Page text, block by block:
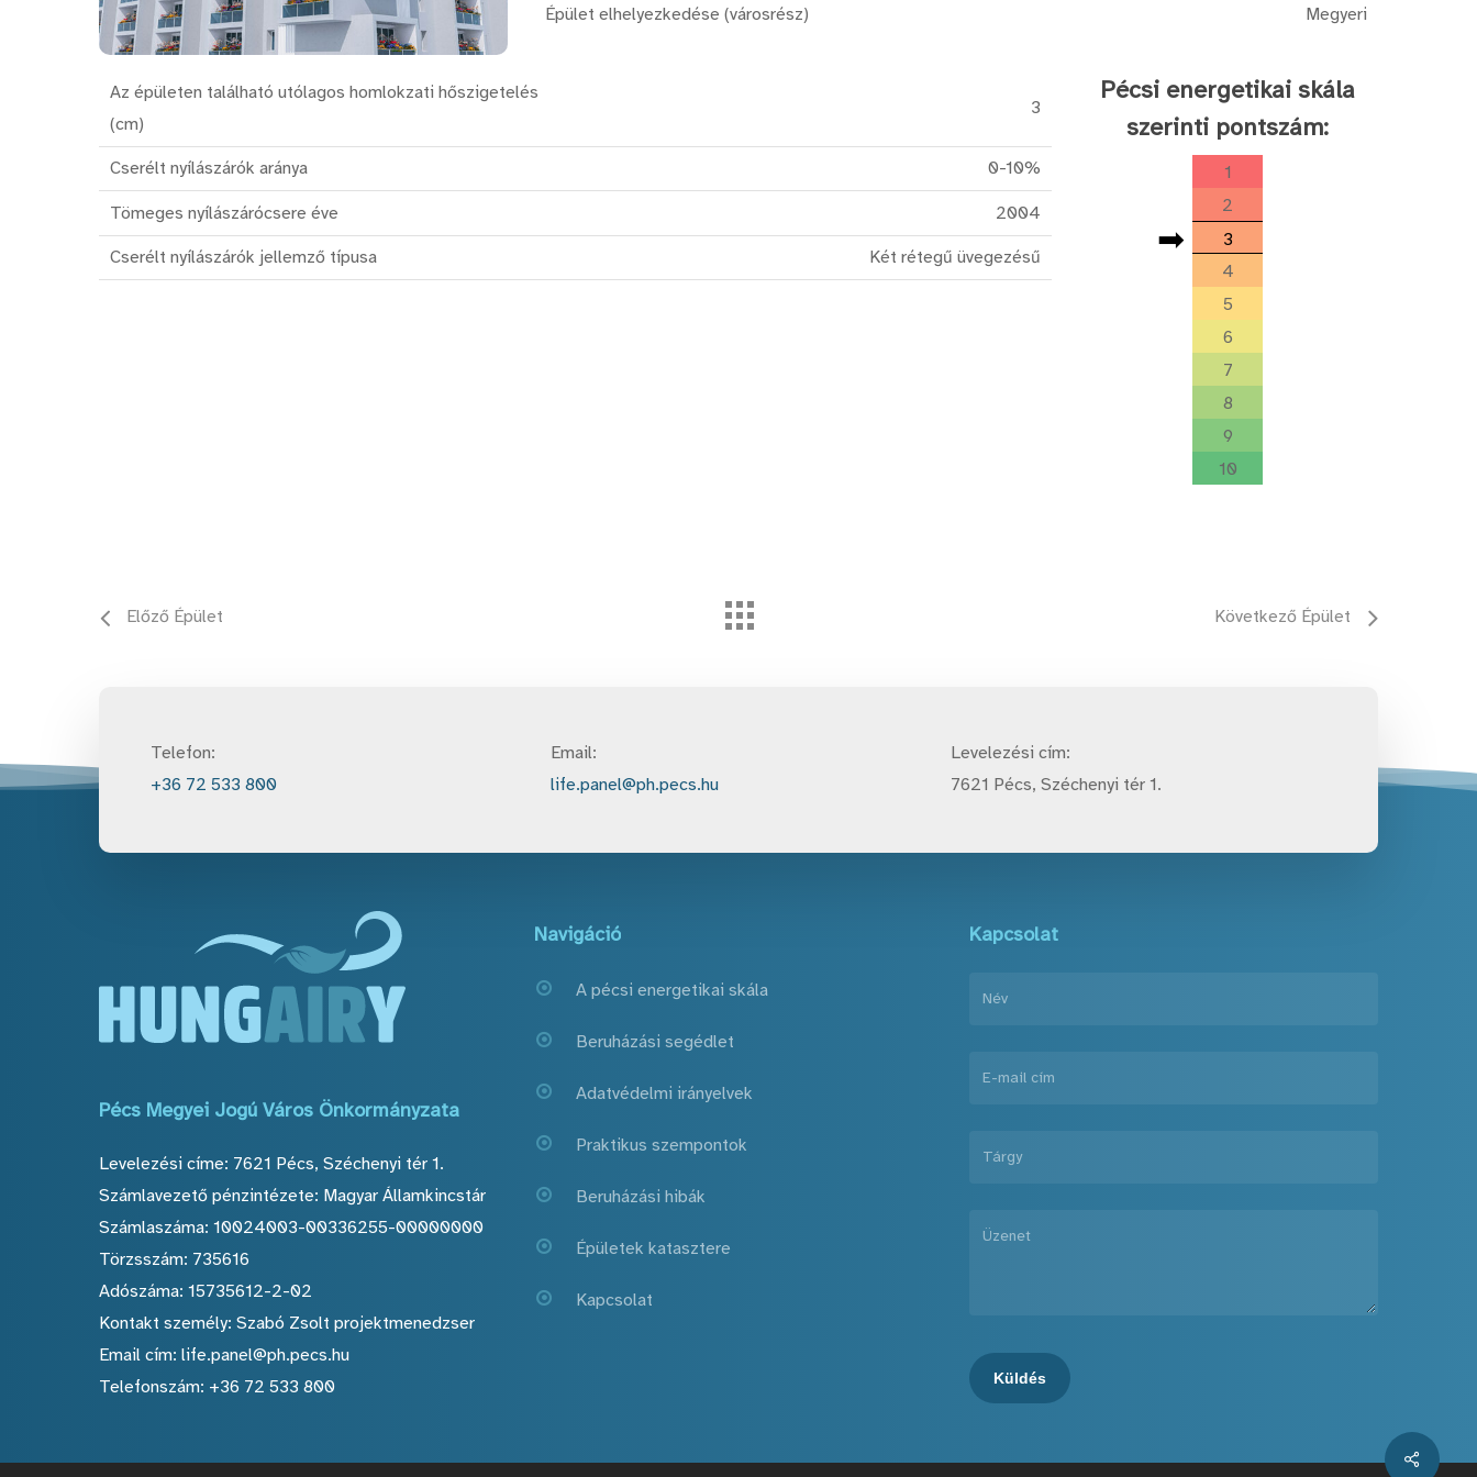
Épület elhelyezkedése (városrész) Megyeri
Az épületen található utólagos homlokzati hőszigetelés
(cm)
3
Cserélt nyílászárók aránya 0-10%
Tömeges nyílászárócsere éve 2004
Cserélt nyílászárók jellemző típusa Két rétegű üvegezésű
Pécsi energetikai skála
szerinti pontszám:
1
2
➡
3
4
5
6
7
8
9
10
Előző Épület Következő Épület
Telefon:
+36 72 533 800
Email:
life.panel@ph.pecs.hu
Levelezési cím:
7621 Pécs, Széchenyi tér 1.
Pécs Megyei Jogú Város Önkormányzata
Levelezési címe: 7621 Pécs, Széchenyi tér 1.
Számlavezető pénzintézete: Magyar Államkincstár
Számlaszáma: 10024003-00336255-00000000
Törzsszám: 735616
Adószáma: 15735612-2-02
Kontakt személy: Szabó Zsolt projektmenedzser
Email cím: life.panel@ph.pecs.hu
Telefonszám: +36 72 533 800
Navigáció
A pécsi energetikai skála
Beruházási segédlet
Adatvédelmi irányelvek
Praktikus szempontok
Beruházási hibák
Épületek katasztere
Kapcsolat
Kapcsolat
Share